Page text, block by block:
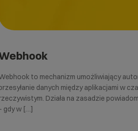
to mechanizm umożliwiający
danych między aplikacjami w
Działa na zasadzie
gdy w […]